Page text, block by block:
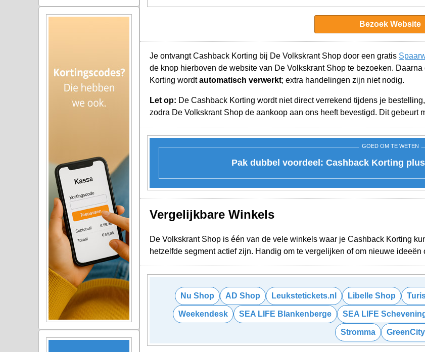
Bezoek Website
Je ontvangt Cashback Korting bij De Volkskrant Shop door een gratis
de knop hierboven de website van De Volkskrant Shop te bezoeken.
Korting wordtautomatisch verwerkt; extra handelingen zijn niet nodig.
Let op: De Cashback Korting wordt niet direct verrekend tijdens je
zodra De Volkskrant Shop de aankoop aan ons heeft bevestigd. Dit gebeurt
GOED OM TE WETEN
Pak dubbel voordeel: Cashback Korting
Vergelijkbare Winkels
De Volkskrant Shop is één van de vele winkels waar je Cashback Korting
hetzelfde segment actief zijn. Handig om te vergelijken of om nieuwe
Nu Shop AD Shop Leukstetickets.nl Libelle Shop
Weekendesk SEA LIFE Blankenberge SEA LIFE
Stromma